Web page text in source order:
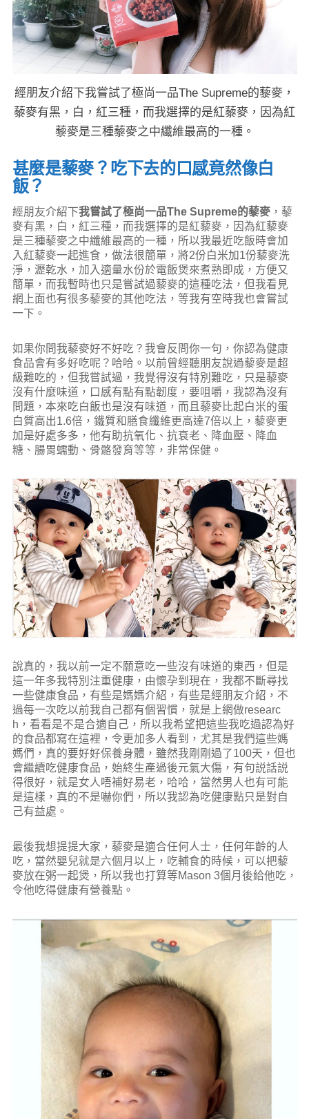
經朋友介紹下我嘗試了極尚一品The Supreme的藜麥，
藜麥有黑，白，紅三種，而我選擇的是紅藜麥，因為紅
藜麥是三種藜麥之中纖維最高的一種。
甚麼是藜麥？吃下去的口感竟然像白
飯？
經朋友介紹下我嘗試了極尚一品The Supreme的藜麥，藜
麥有黑，白，紅三種，而我選擇的是紅藜麥，因為紅藜麥
是三種藜麥之中纖維最高的一種，所以我最近吃飯時會加
入紅藜麥一起進食，做法很簡單，將2份白米加1份藜麥洗
淨，瀝乾水，加入適量水份於電飯煲來煮熟即成，方便又
簡單，而我暫時也只是嘗試過藜麥的這種吃法，但我看見
網上面也有很多藜麥的其他吃法，等我有空時我也會嘗試
一下。
如果你問我藜麥好不好吃？我會反問你一句，你認為健康
食品會有多好吃呢？哈哈。以前曾經聽朋友說過藜麥是超
級難吃的，但我嘗試過，我覺得沒有特別難吃，只是藜麥
沒有什麼味道，口感有點有點韌度，要咀嚼，我認為沒有
問題，本來吃白飯也是沒有味道，而且藜麥比起白米的蛋
白質高出1.6倍，鐵質和膳食纖維更高達7倍以上，藜麥更
加是好處多多，他有助抗氧化、抗衰老、降血壓、降血
糖、腸胃蠕動、骨骼發育等等，非常保健。
說真的，我以前一定不願意吃一些沒有味道的東西，但是
這一年多我特別注重健康，由懷孕到現在，我都不斷尋找
一些健康食品，有些是媽媽介紹，有些是經朋友介紹，不
過每一次吃以前我自己都有個習慣，就是上網做researc
h，看看是不是合適自己，所以我希望把這些我吃過認為好
的食品都寫在這裡，令更加多人看到，尤其是我們這些媽
媽們，真的要好好保養身體，雖然我剛剛過了100天，但也
會繼續吃健康食品，始終生產過後元氣大傷，有句説話説
得很好，就是女人唔補好易老，哈哈，當然男人也有可能
是這樣，真的不是嚇你們，所以我認為吃健康點只是對自
己有益處。
最後我想提提大家，藜麥是適合任何人士，任何年齡的人
吃，當然嬰兒就是六個月以上，吃輔食的時候，可以把藜
麥放在粥一起煲，所以我也打算等Mason 3個月後給他吃，
令他吃得健康有營養點。